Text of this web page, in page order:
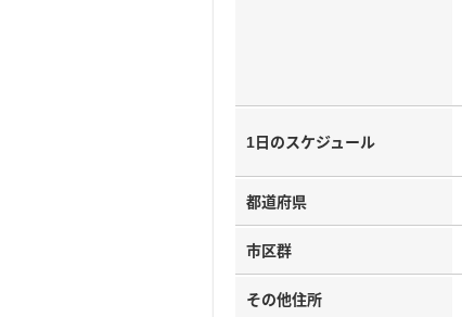
1日のスケジュール
都道府県
市区群
その他住所